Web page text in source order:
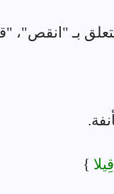
بـ "انقص"،
}